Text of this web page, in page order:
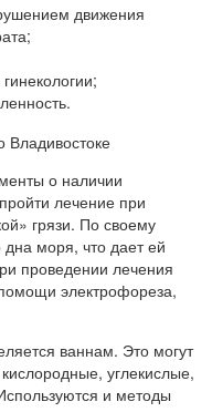
движения
о наличии
лечение при
грязи. По своему
моря, что дает ей
проведении лечения
электрофореза,
ваннам. Это могут
углекислые,
и методы